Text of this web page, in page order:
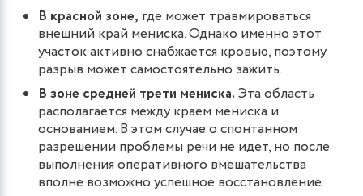
В красной зоне, где может травмироваться
внешний край мениска. Однако именно этот
участок активно снабжается кровью, поэтому
разрыв может самостоятельно зажить.
В зоне средней трети мениска. Эта область
располагается между краем мениска и
основанием. В этом случае о спонтанном
разрешении проблемы речи не идет, но после
выполнения оперативного вмешательства
вполне возможно успешное восстановление.